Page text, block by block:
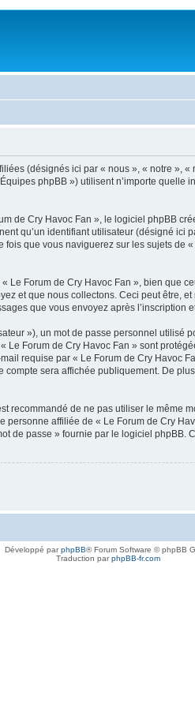
(désignés ici par « nous », « notre »,
phpBB ») utilisent n’importe
de Cry Havoc Fan », le logiciel phpBB
qu’un identifiant utilisateur (désigné
que vous naviguerez sur les sujets
Forum de Cry Havoc Fan », bien que
et que nous collectons. Ceci peut être,
que vous envoyez après l’inscription
»), un mot de passe personnel
Forum de Cry Havoc Fan » sont
requise par « Le Forum de Cry Havoc
sera affichée publiquement. De
de ne pas utiliser le même
affiliée de « Le Forum de Cry
de passe » fournie par le logiciel
Développé parphpBB® Forum Software © phpBB
Traduction parphpBB-fr.com